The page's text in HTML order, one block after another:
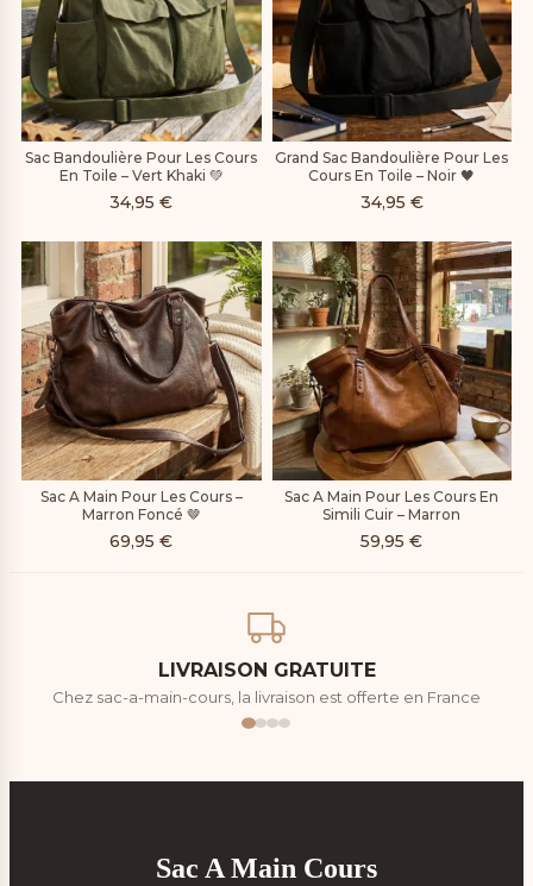
Sac Bandoulière Pour Les Cours
En Toile – Vert Khaki 💚
34,95€
Grand Sac Bandoulière Pour Les
Cours En Toile – Noir 🖤
34,95 €
Sac A Main Pour Les Cours –
Marron Foncé 🤎
69,95€
Sac A Main Pour Les Cours En
Simili Cuir – Marron
59,95€
LIVRAISON GRATUITE
Chez sac-a-main-cours, la livraison est offerte en France
Sac A Main Cours